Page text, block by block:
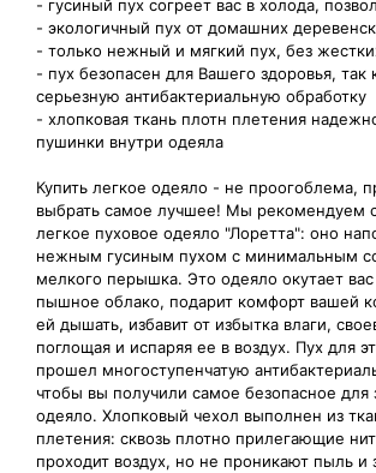
- гусиный пух согреет вас в холода,
- экологичный пух от домашних
- только нежный и мягкий пух, без
- пух безопасен для Вашего здоровья, так
серьезную антибактериальную обработку
- хлопковая ткань плотн плетения
пушинки внутри одеяла
Купить легкое одеяло - не проогоблема,
выбрать самое лучшее! Мы рекомендуем
легкое пуховое одеяло "Лоретта": оно
нежным гусиным пухом с минимальным
мелкого перышка. Это одеяло окутает
пышное облако, подарит комфорт вашей
ей дышать, избавит от избытка влаги,
поглощая и испаряя ее в воздух. Пух для
прошел многоступенчатую
чтобы вы получили самое безопасное для
одеяло. Хлопковый чехол выполнен из
плетения: сквозь плотно прилегающие
проходит воздух, но не проникают пыль и